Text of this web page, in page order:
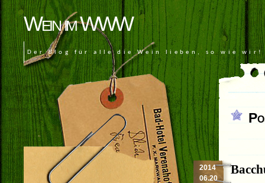
Wein im WWW
Der Blog für alle die Wein lieben, so wie wir!
2014
06.20